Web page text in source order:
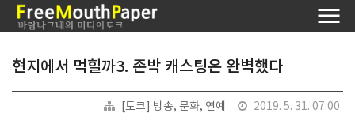
현지에서 먹힐까3. 존박 캐스팅은 완벽했다
[토크] 방송, 문화, 연예 2019. 5. 31. 07:00